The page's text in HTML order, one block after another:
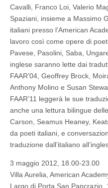
Cavalli, Franco Loi, Valerio
Spaziani, insieme a Massimo
italiani presso l’American
lavoro così come opere di
Pavese, Pasolini, Saba,
inglese saranno lette dai
FAAR’04, Geoffrey Brock,
Anthony Molino e Susan
FAAR’11 leggerà le sue
anche una lettura bilingue
Carson, Seamus Heaney,
da poeti italiani, e
traduzione dall’italiano
3 maggio 2012, 18.00-23.00
Villa Aurelia, American
Largo di Porta San Pancrazio,